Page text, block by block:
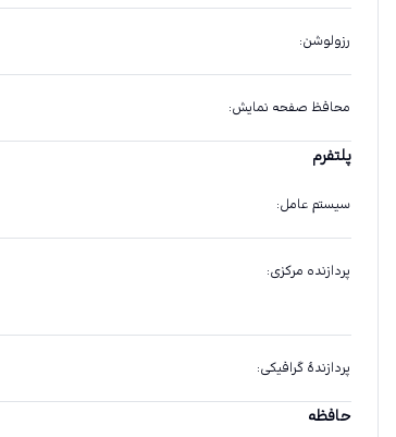
رزولوشن:
محافظ صفحه نمایش:
پلتفرم
سیستم عامل:
پردازنده مرکزی:
پردازندهٔ گرافیکی:
حافظه